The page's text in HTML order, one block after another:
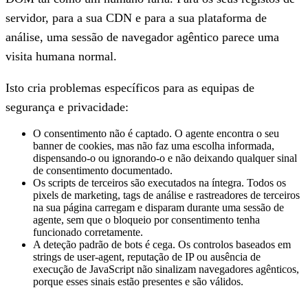
servidor, para a sua CDN e para a sua plataforma de
análise, uma sessão de navegador agêntico parece uma
visita humana normal.
Isto cria problemas específicos para as equipas de
segurança e privacidade:
O consentimento não é captado. O agente encontra o seu
banner de cookies, mas não faz uma escolha informada,
dispensando-o ou ignorando-o e não deixando qualquer sinal
de consentimento documentado.
Os scripts de terceiros são executados na íntegra. Todos os
pixels de marketing, tags de análise e rastreadores de terceiros
na sua página carregam e disparam durante uma sessão de
agente, sem que o bloqueio por consentimento tenha
funcionado corretamente.
A deteção padrão de bots é cega. Os controlos baseados em
strings de user-agent, reputação de IP ou ausência de
execução de JavaScript não sinalizam navegadores agênticos,
porque esses sinais estão presentes e são válidos.